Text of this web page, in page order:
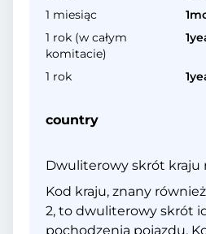
1 miesiąc
1 rok (w całym
komitacie)
1 rok
country
Dwuliterowy skrót kraju
Kod kraju, znany
2, to dwuliterowy skrót
pochodzenia pojazdu.